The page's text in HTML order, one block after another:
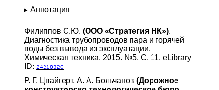
Аннотация
Филиппов С.Ю. (ООО «Стратегия НК»).
Диагностика трубопроводов пара и горячей
воды без вывода из эксплуатации.
Химическая техника. 2015. №5. С. 11. eLibrary
ID: 24218326
Р. Г. Цвайгерт, А. А. Больчанов (Дорожное